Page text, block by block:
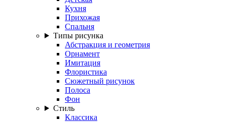
Кухня
Прихожая
Спальня
Типы рисунка
Абстракция и геометрия
Орнамент
Имитация
Флористика
Сюжетный рисунок
Полоса
Фон
Стиль
Классика